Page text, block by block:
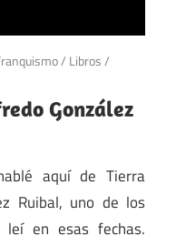
/ Libros/
González
aquí de Tierra
Ruibal, uno de los
leí en esas fechas.